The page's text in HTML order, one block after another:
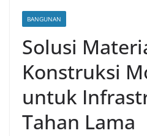
BANGUNAN
Solusi
Konstruksi
untuk
Tahan Lama